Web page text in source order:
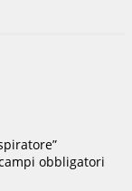
obbligatori